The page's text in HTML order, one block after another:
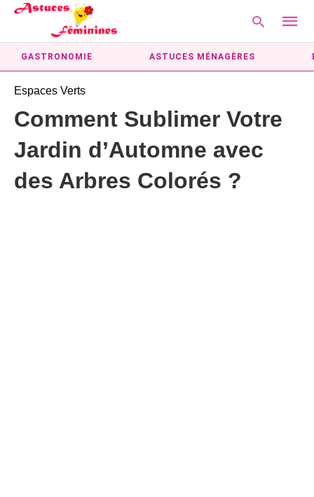
your
GASTRONOMIE ASTUCES MÉNAGÈRES
Espaces Verts
Comment Sublimer Votre
Jardin d’Automne avec
des Arbres Colorés ?